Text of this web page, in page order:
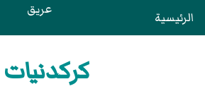
الرئيسية عريق
كركدنيات